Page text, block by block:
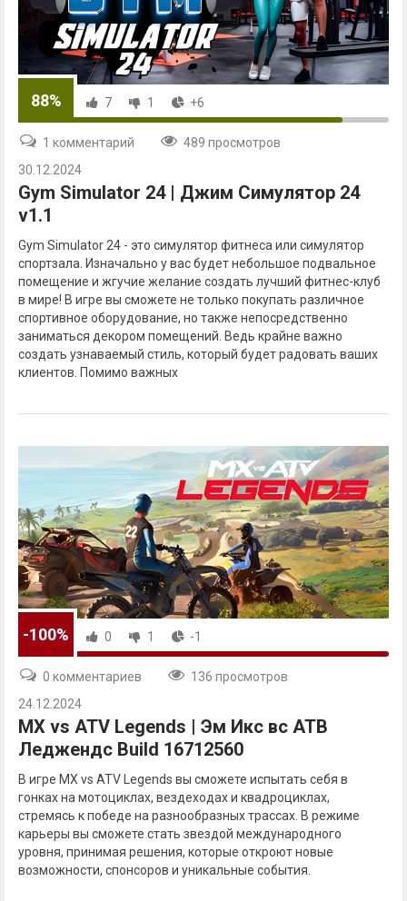
88% 7 1 +6
1 комментарий
489 просмотров
30.12.2024
Gym Simulator 24 | Джим Симулятор 24
v1.1
Gym Simulator 24 - это симулятор фитнеса или симулятор
спортзала. Изначально у вас будет небольшое подвальное
помещение и жгучие желание создать лучший фитнес-клуб
в мире! В игре вы сможете не только покупать различное
спортивное оборудование, но также непосредственно
заниматься декором помещений. Ведь крайне важно
создать узнаваемый стиль, который будет радовать ваших
клиентов. Помимо важных
-100% 0 1 -1
0 комментариев
136 просмотров
24.12.2024
MX vs ATV Legends | Эм Икс вс АТВ
Леджендс Build 16712560
В игре MX vs ATV Legends вы сможете испытать себя в
гонках на мотоциклах, вездеходах и квадроциклах,
стремясь к победе на разнообразных трассах. В режиме
карьеры вы сможете стать звездой международного
уровня, принимая решения, которые откроют новые
возможности, спонсоров и уникальные события.